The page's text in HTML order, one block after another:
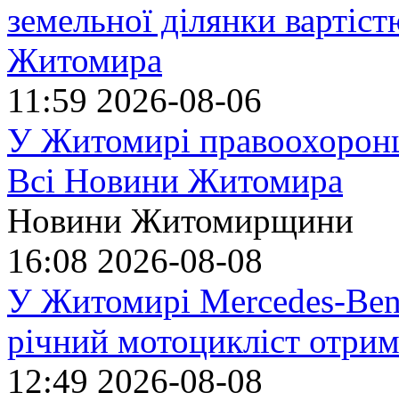
земельної ділянки
Житомира
11:59 2026-08-06
У Житомирі
Всі Новини Житомира
Новини Житомирщини
16:08 2026-08-08
У Житомирі Mercedes-
річний мотоцикліст
12:49 2026-08-08